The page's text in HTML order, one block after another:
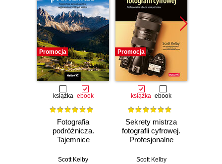
Promocja
książka ebook
Fotografia
podróżnicza.
Tajemnice
wyjaśnione krok po
Scott Kelby
Promocja
książka ebook
Sekrety mistrza
fotografii cyfrowej.
Profesjonalne
kroku
Scott Kelby